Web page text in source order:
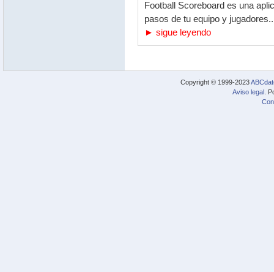
Football Scoreboard es una
pasos de tu equipo y
► sigue leyendo
Copyright © 1999-2023
Aviso legal .